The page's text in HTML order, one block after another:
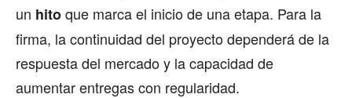
un hitoque marca el inicio de una etapa. Para la
firma, la continuidad del proyecto dependerá de la
respuesta del mercado y la capacidad de
aumentar entregas con regularidad.